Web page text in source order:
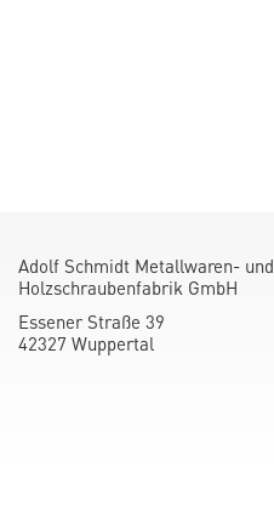
Adolf Schmidt Metallwaren- und
Holzschraubenfabrik GmbH
Essener Straße 39
42327 Wuppertal